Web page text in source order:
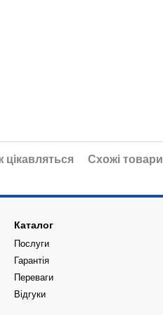
цікавляться Схожі товари
Каталог
Послуги
Гарантія
Переваги
Відгуки